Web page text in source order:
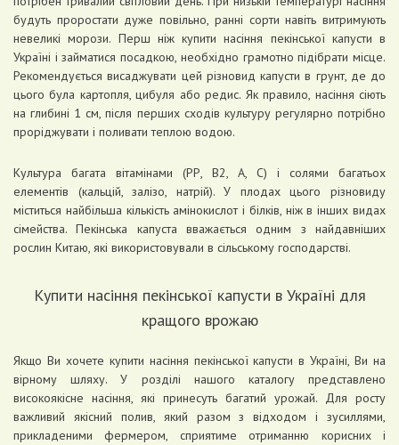
будуть проростати дуже повільно, ранні сорти навіть витримують
невеликі морози. Перш ніж купити насіння пекінської капусти в
Україні і займатися посадкою, необхідно грамотно підібрати місце.
Рекомендується висаджувати цей різновид капусти в грунт, де до
цього була картопля, цибуля або редис. Як правило, насіння сіють
на глибині 1 см, після перших сходів культуру регулярно потрібно
проріджувати і поливати теплою водою.
Культура багата вітамінами (РР, В2, А, С) і солями багатьох
елементів (кальцій, залізо, натрій). У плодах цього різновиду
міститься найбільша кількість амінокислот і білків, ніж в інших видах
сімейства. Пекінська капуста вважається одним з найдавніших
рослин Китаю, які використовували в сільському господарстві.
Купити насіння пекінської капусти в Україні для
кращого врожаю
Якщо Ви хочете купити насіння пекінської капусти в Україні, Ви на
вірному шляху. У розділі нашого каталогу представлено
високоякісне насіння, які принесуть багатий урожай. Для росту
важливий якісний полив, який разом з відходом і зусиллями,
прикладеними фермером, сприятиме отриманню корисних і